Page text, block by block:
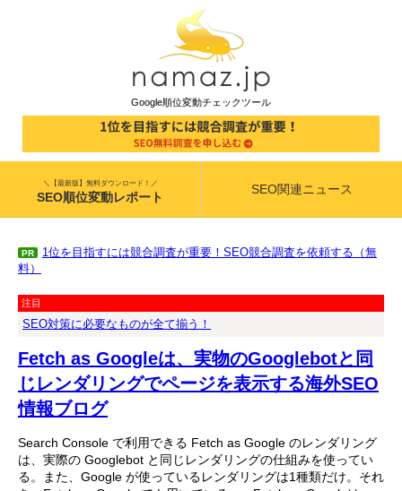
Google順位変動チェックツール
＼【最新版】無料ダウンロード！／
SEO順位変動レポート
SEO関連ニュース
PR
1位を目指すには競合調査が重要！SEO競合調査を依頼する（無
料）
注目
SEO対策に必要なものが全て揃う！
Fetch as Googleは、実物のGooglebotと同
じレンダリングでページを表示する海外SEO
情報ブログ
Search Console で利用できる Fetch as Google のレンダリング
は、実際の Googlebot と同じレンダリングの仕組みを使ってい
る。また、Google が使っているレンダリングは1種類だけ。それ